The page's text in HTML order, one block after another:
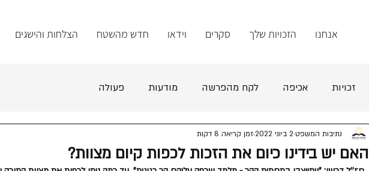
אנחנו הזכויות שלך סקרים וידאו חדש מהשטח הצלחות והישגים
זכויות אכיפה לקח מהפרשה מודעות פעולה
האם יש בידינו כיום את הזכות לכפות קיום מצוות?
נתיבות המשפט2 ביוני 2022 זמן קריאה 8 דקות